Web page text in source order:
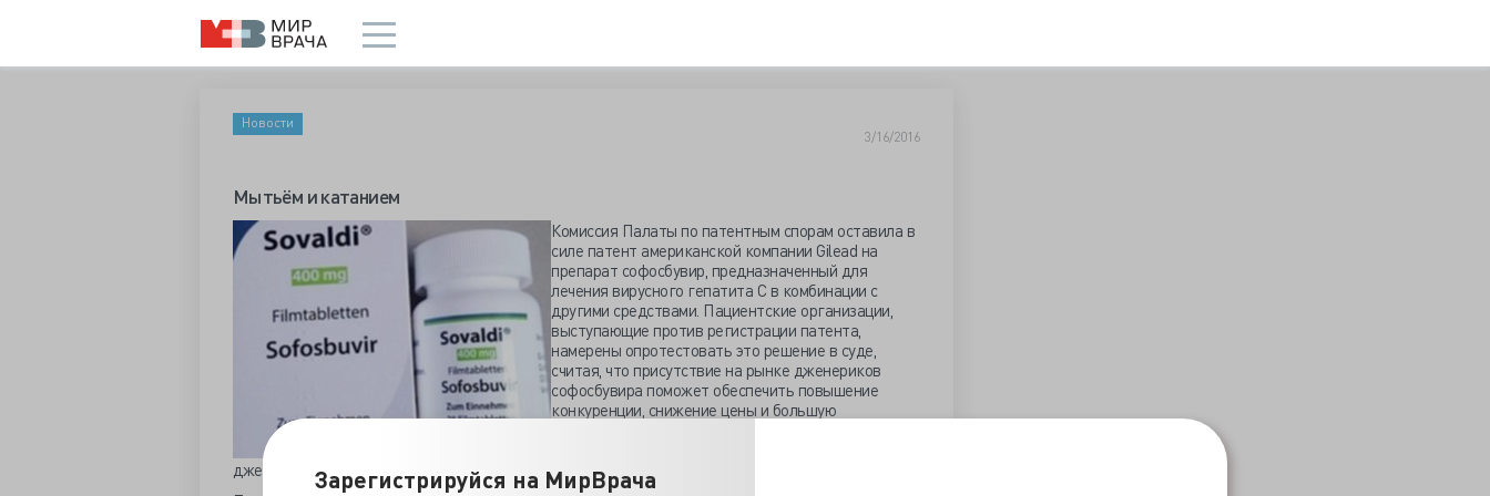
Зарегистрируйся на МирВрача
Новости
3/16/2016
Мытьём и катанием
Комиссия Палаты по патентным спорам оставила в
силе патент американской компании Gilead на
препарат софосбувир, предназначенный для
лечения вирусного гепатита С в комбинации с
другими средствами. Пациентские организации,
выступающие против регистрации патента,
намерены опротестовать это решение в суде,
считая, что присутствие на рынке дженериков
софосбувира поможет обеспечить повышение
конкуренции, снижение цены и большую
дженериков больным гепатитом нужно ждать ещё 12 лет.